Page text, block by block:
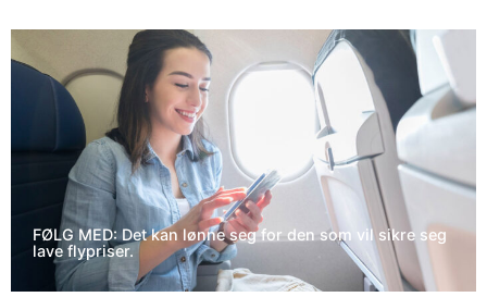
FØLG MED: Det kan lønne seg for den som vil sikre seg
lave flypriser.